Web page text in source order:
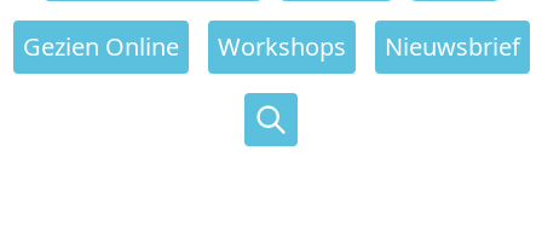
Gezien Online Workshops Nieuwsbrief